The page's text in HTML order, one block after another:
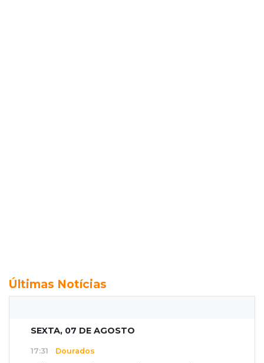
Últimas Notícias
SEXTA, 07 DE AGOSTO
17:31 Dourados